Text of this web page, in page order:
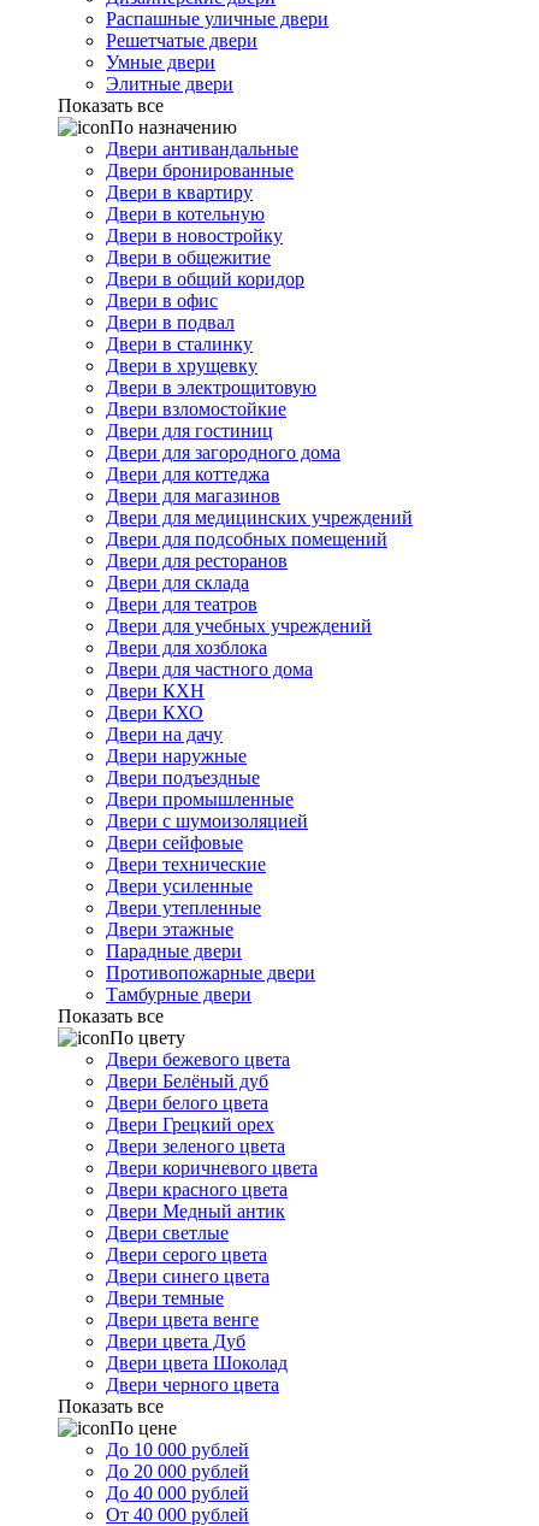
Распашные уличные двери
Решетчатые двери
Умные двери
Элитные двери
Показать все
По назначению
Двери антивандальные
Двери бронированные
Двери в квартиру
Двери в котельную
Двери в новостройку
Двери в общежитие
Двери в общий коридор
Двери в офис
Двери в подвал
Двери в сталинку
Двери в хрущевку
Двери в электрощитовую
Двери взломостойкие
Двери для гостиниц
Двери для загородного дома
Двери для коттеджа
Двери для магазинов
Двери для медицинских учреждений
Двери для подсобных помещений
Двери для ресторанов
Двери для склада
Двери для театров
Двери для учебных учреждений
Двери для хозблока
Двери для частного дома
Двери КХН
Двери КХО
Двери на дачу
Двери наружные
Двери подъездные
Двери промышленные
Двери с шумоизоляцией
Двери сейфовые
Двери технические
Двери усиленные
Двери утепленные
Двери этажные
Парадные двери
Противопожарные двери
Тамбурные двери
Показать все
По цвету
Двери бежевого цвета
Двери Белёный дуб
Двери белого цвета
Двери Грецкий орех
Двери зеленого цвета
Двери коричневого цвета
Двери красного цвета
Двери Медный антик
Двери светлые
Двери серого цвета
Двери синего цвета
Двери темные
Двери цвета венге
Двери цвета Дуб
Двери цвета Шоколад
Двери черного цвета
Показать все
По цене
До 10 000 рублей
До 20 000 рублей
До 40 000 рублей
От 40 000 рублей